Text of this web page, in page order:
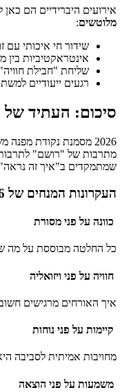
אירועים היברידיים הם כאן
מלוטשים:
שידור חי איכותי עם
אינטראקטיביות בין
שליחת "חבילת
רגעים ייעודיים
סיכום: העתיד של
2026 מסמנת נקודת
מתרבות של "רושם"
שמתמקדים ב"איך זה
העקרונות המנחים של 2026:
כוונה על פני מסורת
כל החלטה מבוססת על מה
חוויה על פני ויזואליה
איך האורחים מרגישים
קיימות על פני נוחות
מחויבות אמיתית לסביבה
משמעות על פני הוצאה